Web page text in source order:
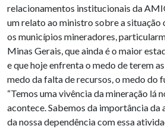
relacionamentos institucionais da
um relato ao ministro sobre a situação
os municípios mineradores,
Minas Gerais, que ainda é o maior
e que hoje enfrenta o medo de terem
medo da falta de recursos, o medo do
“Temos uma vivência da mineração lá
acontece. Sabemos da importância da
da nossa dependência com essa